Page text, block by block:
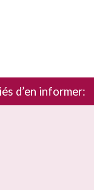
d’en informer: